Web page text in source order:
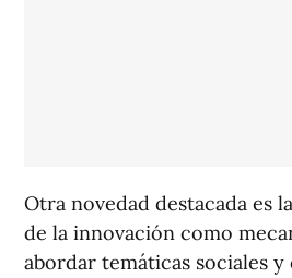
Otra novedad destacada es
de la innovación como
abordar temáticas sociales y